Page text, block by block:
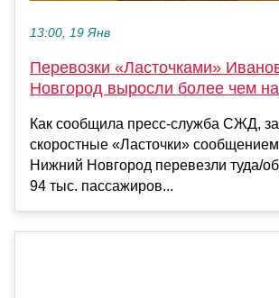
13:00, 19 Янв
Перевозки «Ласточками»
Новгород выросли более чем
Как сообщила пресс-служба СЖД, за
скоростные «Ласточки»
Нижний Новгород перевезли туда/
94 тыс. пассажиров...